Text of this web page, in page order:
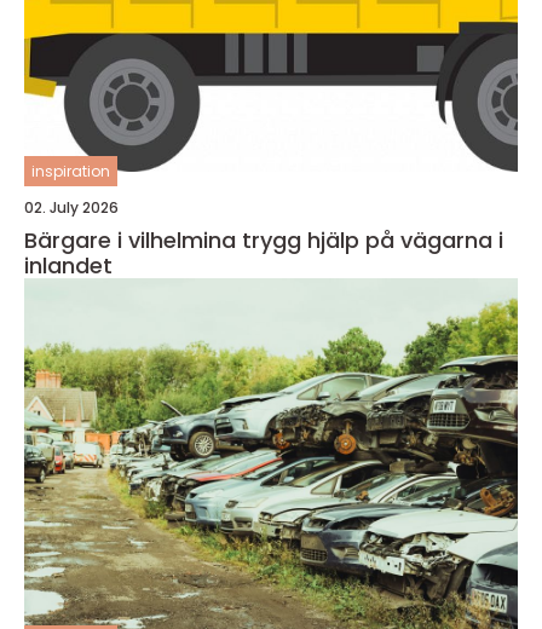
inspiration
02. July 2026
Bärgare i vilhelmina trygg hjälp på vägarna i
inlandet